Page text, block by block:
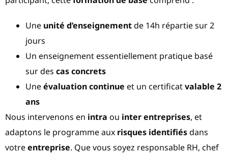
Une unité d’enseignementde 14h répartie sur 2
jours
Un enseignement essentiellement pratique basé
sur des cas concrets
Uneévaluation continue et un certificatvalable 2
ans
Nous intervenons en intra ou inter entreprises, et
adaptons le programme aux risques identifiésdans
votreentreprise. Que vous soyez responsable RH, chef